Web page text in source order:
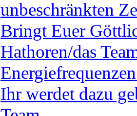
unbeschränkten
Bringt Euer
Hathoren/das
Ihr werdet dazu